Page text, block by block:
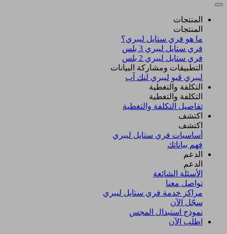
المنتجات
المنتجات
ما هو فري ستايل ليبري؟
فري ستايل ليبري 3 بلس​
فري ستايل ليبري 2 بلس​
التطبيقات ومشاركة البيانات
ليبري ڤيو ليبري لنك آب
التكلفة والتغطية
التكلفة والتغطية
تفاصيل التكلفة والتغطية
اكتشف​
اكتشف​
أساسيات فري ستايل ليبري
فهم بياناتك
الدعم
الدعم
الأسئلة الشائعة
تواصل معنا
مراكز خدمة فري ستايل ليبري
سجّل الآن​
نموذج استبدال المجس
اطلب الآن